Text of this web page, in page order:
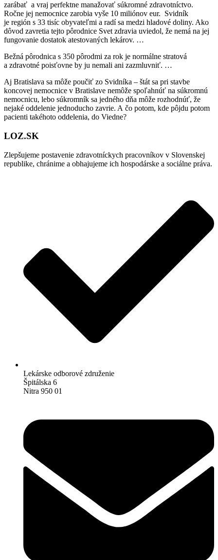
zarábať a vraj perfektne manažovať súkromné zdravotníctvo.
Ročne jej nemocnice zarobia vyše 10 miliónov eur. Svidník
je región s 33 tisíc obyvateľmi a radí sa medzi hladové doliny. Ako
dôvod zavretia tejto pôrodnice Svet zdravia uviedol, že nemá na jej
fungovanie dostatok atestovaných lekárov. …
Bežná pôrodnica s 350 pôrodmi za rok je normálne stratová
a zdravotné poisťovne by ju nemali ani zazmluvniť. …
Aj Bratislava sa môže poučiť zo Svidníka – štát sa pri stavbe
koncovej nemocnice v Bratislave nemôže spoľahnúť na súkromnú
nemocnicu, lebo súkromník sa jedného dňa môže rozhodnúť, že
nejaké oddelenie jednoducho zavrie. A čo potom, kde pôjdu potom
pacienti takéhoto oddelenia, do Viedne?
LOZ.SK
Zlepšujeme postavenie zdravotníckych pracovníkov v Slovenskej
republike, chránime a obhajujeme ich hospodárske a sociálne práva.
Lekárske odborové združenie
Špitálska 6
Nitra 950 01